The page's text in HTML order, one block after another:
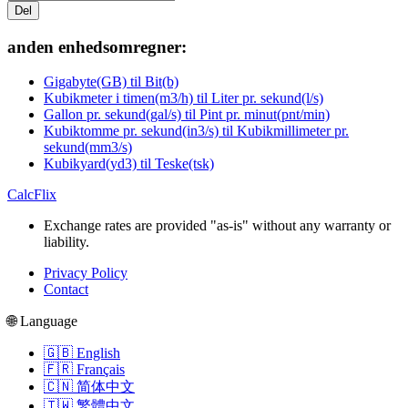
Del
anden enhedsomregner:
Gigabyte(GB) til Bit(b)
Kubikmeter i timen(m3/h) til Liter pr. sekund(l/s)
Gallon pr. sekund(gal/s) til Pint pr. minut(pnt/min)
Kubiktomme pr. sekund(in3/s) til Kubikmillimeter pr.
sekund(mm3/s)
Kubikyard(yd3) til Teske(tsk)
CalcFlix
Exchange rates are provided "as-is" without any warranty or
liability.
Privacy Policy
Contact
🌐 Language
🇬🇧 English
🇫🇷 Français
🇨🇳 简体中文